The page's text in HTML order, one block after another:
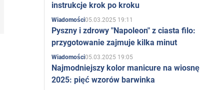
instrukcje krok po kroku
Wiadomości05.03.2025 19:11
Pyszny i zdrowy "Napoleon" z ciasta filo:
przygotowanie zajmuje kilka minut
Wiadomości05.03.2025 19:05
Najmodniejszy kolor manicure na wiosnę
2025: pięć wzorów barwinka